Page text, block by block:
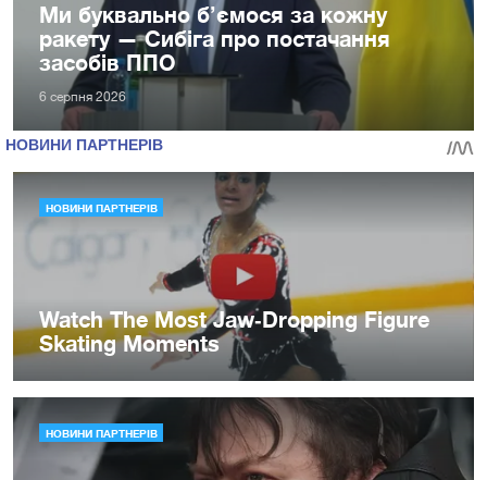
Ми буквально б’ємося за кожну
ракету — Сибіга про постачання
засобів ППО
6 серпня 2026